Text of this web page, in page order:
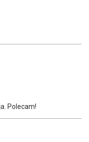
Polecam!